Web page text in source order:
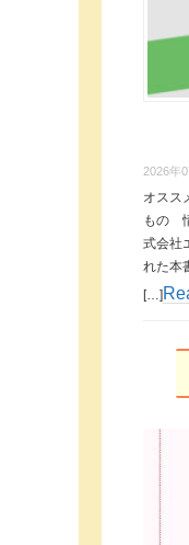
2026年
オスス
もの
式会社
れた本
[…]